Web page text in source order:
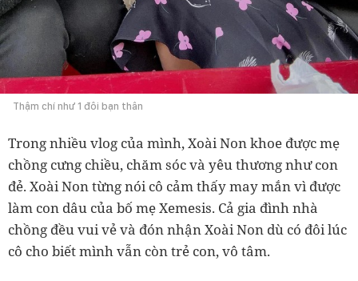
Thậm chí như 1 đôi bạn thân
Trong nhiều vlog của mình, Xoài Non khoe được mẹ
chồng cưng chiều, chăm sóc và yêu thương như con
đẻ. Xoài Non từng nói cô cảm thấy may mắn vì được
làm con dâu của bố mẹ Xemesis. Cả gia đình nhà
chồng đều vui vẻ và đón nhận Xoài Non dù có đôi lúc
cô cho biết mình vẫn còn trẻ con, vô tâm.